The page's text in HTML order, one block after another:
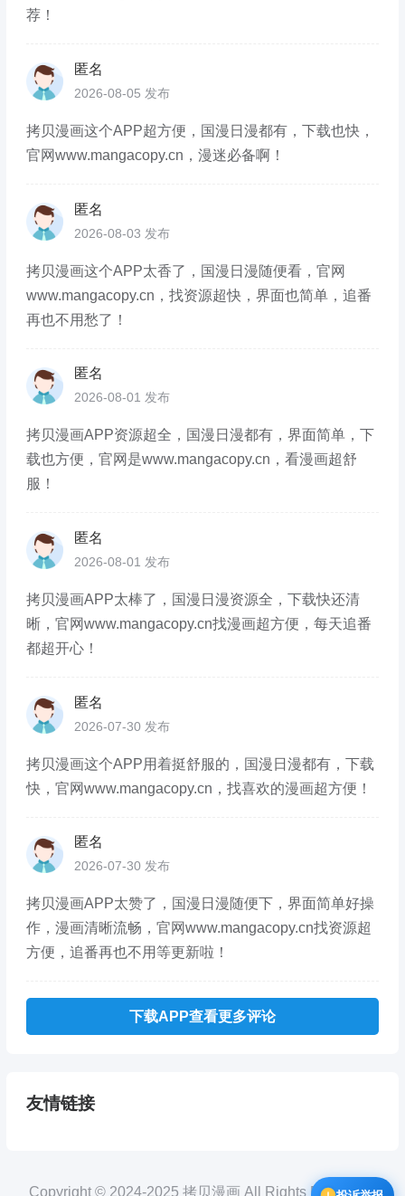
荐！
匿名
2026-08-05 发布
拷贝漫画这个APP超方便，国漫日漫都有，下载也快，
官网www.mangacopy.cn，漫迷必备啊！
匿名
2026-08-03 发布
拷贝漫画这个APP太香了，国漫日漫随便看，官网
www.mangacopy.cn，找资源超快，界面也简单，追番
再也不用愁了！
匿名
2026-08-01 发布
拷贝漫画APP资源超全，国漫日漫都有，界面简单，下
载也方便，官网是www.mangacopy.cn，看漫画超舒
服！
匿名
2026-08-01 发布
拷贝漫画APP太棒了，国漫日漫资源全，下载快还清
晰，官网www.mangacopy.cn找漫画超方便，每天追番
都超开心！
匿名
2026-07-30 发布
拷贝漫画这个APP用着挺舒服的，国漫日漫都有，下载
快，官网www.mangacopy.cn，找喜欢的漫画超方便！
匿名
2026-07-30 发布
拷贝漫画APP太赞了，国漫日漫随便下，界面简单好操
作，漫画清晰流畅，官网www.mangacopy.cn找资源超
方便，追番再也不用等更新啦！
下载APP查看更多评论
友情链接
Copyright © 2024-2025 拷贝漫画 All Rights Reserved.